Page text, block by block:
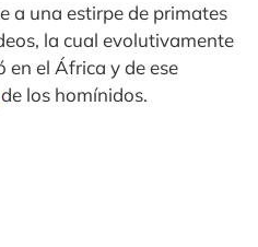
a una estirpe de primates
la cual evolutivamente
en el África y de ese
de los homínidos.